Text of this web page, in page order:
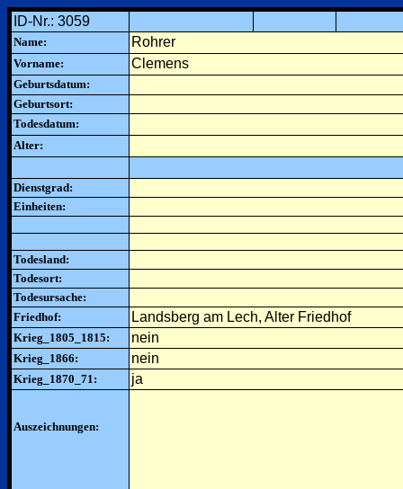
ID-Nr.: 3059
Name: Rohrer
Vorname: Clemens
Geburtsdatum:
Geburtsort:
Todesdatum:
Alter:
Dienstgrad:
Einheiten:
Todesland:
Todesort:
Todesursache:
Friedhof:
Landsberg am Lech, Alter Friedhof
Krieg_1805_1815: nein
Krieg_1866: nein
Krieg_1870_71: ja
Auszeichnungen: